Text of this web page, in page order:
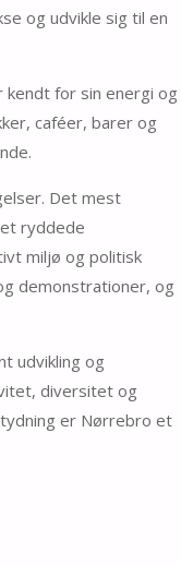
og udvikle sig til en
for sin energi og
caféer, barer og
Det mest
ryddede
miljø og politisk
demonstrationer, og
udvikling og
diversitet og
er Nørrebro et